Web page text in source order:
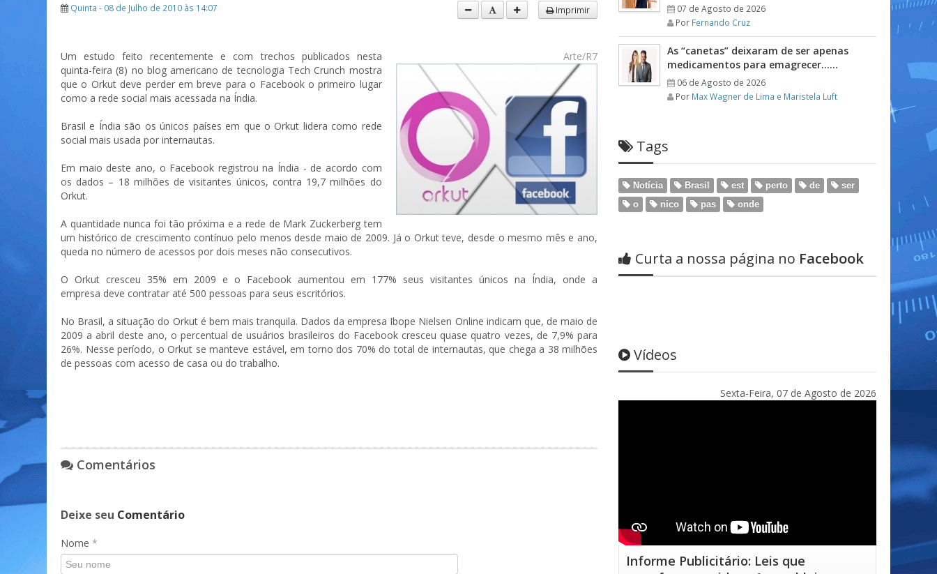
Quinta - 08 de Julho de 2010 às 14:07
Imprimir
Arte/R7
Um estudo feito recentemente e com trechos publicados nesta
quinta-feira (8) no blog americano de tecnologia Tech Crunch mostra
que o Orkut deve perder em breve para o Facebook o primeiro lugar
como a rede social mais acessada na Índia.
Brasil e Índia são os únicos países em que o Orkut lidera como rede
social mais usada por internautas.
Em maio deste ano, o Facebook registrou na Índia - de acordo com
os dados – 18 milhões de visitantes únicos, contra 19,7 milhões do
Orkut.
A quantidade nunca foi tão próxima e a rede de Mark Zuckerberg tem
um histórico de crescimento contínuo pelo menos desde maio de 2009. Já o Orkut teve, desde o mesmo mês e ano,
queda no número de acessos por dois meses não consecutivos.
O Orkut cresceu 35% em 2009 e o Facebook aumentou em 177% seus visitantes únicos na Índia, onde a
empresa deve contratar até 500 pessoas para seus escritórios.
No Brasil, a situação do Orkut é bem mais tranquila. Dados da empresa Ibope Nielsen Online indicam que, de maio de
2009 a abril deste ano, o percentual de usuários brasileiros do Facebook cresceu quase quatro vezes, de 7,9% para
26%. Nesse período, o Orkut se manteve estável, em torno dos 70% do total de internautas, que chega a 38 milhões
de pessoas com acesso de casa ou do trabalho.
Comentários
Deixe seu Comentário
Nome *
07 de Agosto de 2026
Por Fernando Cruz
As “canetas” deixaram de ser apenas
medicamentos para emagrecer……
06 de Agosto de 2026
Por Max Wagner de Lima e Maristela Luft
Tags
Notícia Brasil est perto de
ser
o
nico pas onde
Curta a nossa página no Facebook
Vídeos
Sexta-Feira, 07 de Agosto de 2026
Informe Publicitário: Leis que